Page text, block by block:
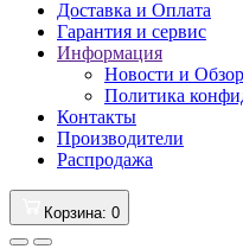
Доставка и Оплата
Гарантия и сервис
Информация
Новости и
Политика
Контакты
Производители
Распродажа
Корзина: 0